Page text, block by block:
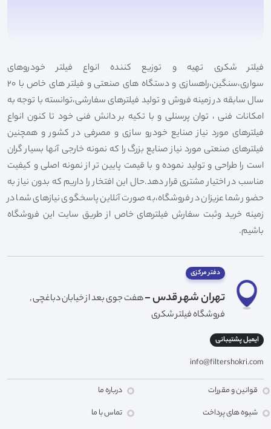
فیلتر شکری تهیه و توزیع کننده انواع فیلتر خودروهای
سواری،سنگین،راهسازی و دستگاه های صنعتی و فیلتر های خاص با 20
سال سابقه در زمینه فروش و تولید فیلترهای سفارشی،توانسته با توجه به
امکانات فنی ، توان پرسنلی و با تکیه بر دانش فنی خود تا کنون انواع
فیلترهای مورد نیاز صنایع خودرو سازی و مصرفی در کشور و همچنین
فیلترهای صنعتی مورد نیاز صنایع بزرگ را که نمونه خارجی آنها بسیار گران
است را طراحی و تولید نموده و با قیمت پایین تر از نمونه اصلی و کیفیت
مناسب در اختیار مشتری قرار دهد.حال این افتخار را داریم که بدون نیاز به
حضور شما عزیزان در فروشگاه،به صورت آنلاین پاسخگوی نیازهای شما در
زمینه خرید وثبت سفارش فیلترهای خاص از طریق سایت این فروشگاه
باشیم.
دفتر مرکزی
تهران شهر قدس -هفت جوی بعد از خیابان دباغچی ,
فروشگاه فیلتر شکری
ایمیل پشتیبانی
info@filtershokri.com
قوانین و مقررات
شیوه های پرداخت
درباره ما
تماس با ما